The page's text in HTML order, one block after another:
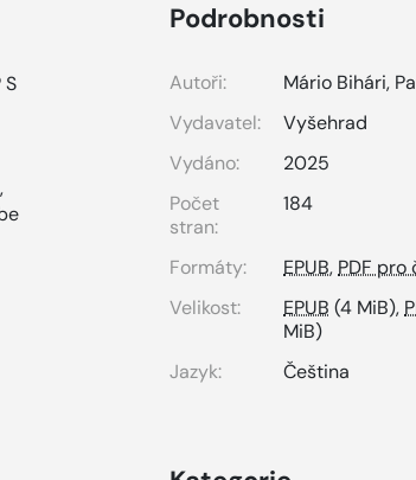
Podrobnosti
Autoři: Mário Bihári,
Vydavatel:
Vyšehrad
Vydáno:
2025
Počet
stran:
184
Formáty: EPUB, PDF pro
Velikost:
EPUB (4 MiB),
MiB)
Jazyk:
Čeština